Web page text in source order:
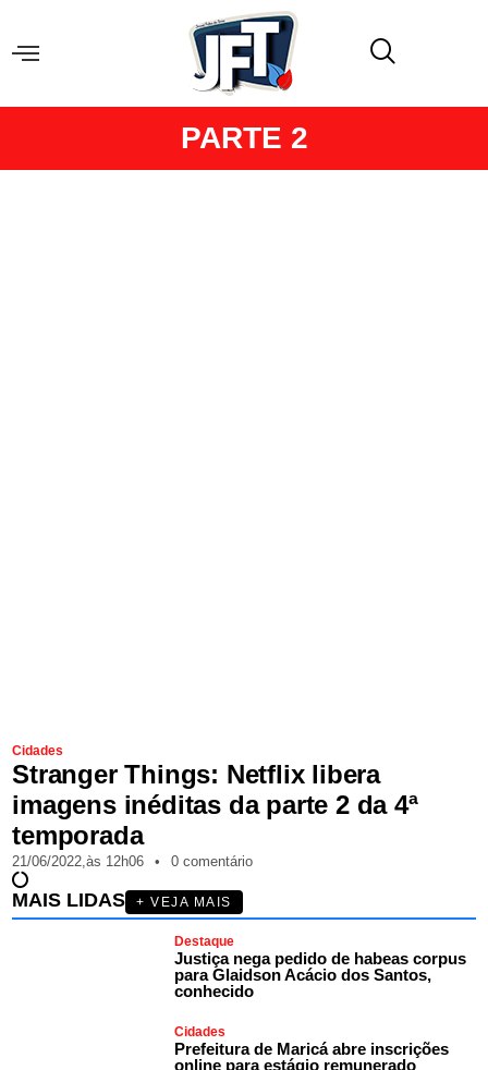
PARTE 2
Cidades
Stranger Things: Netflix libera
imagens inéditas da parte 2 da 4ª
temporada
21/06/2022,às 12h06 • 0 comentário
MAIS LIDAS + VEJA MAIS
Destaque
Justiça nega pedido de habeas corpus
para Glaidson Acácio dos Santos,
conhecido
Cidades
Prefeitura de Maricá abre inscrições
online para estágio remunerado